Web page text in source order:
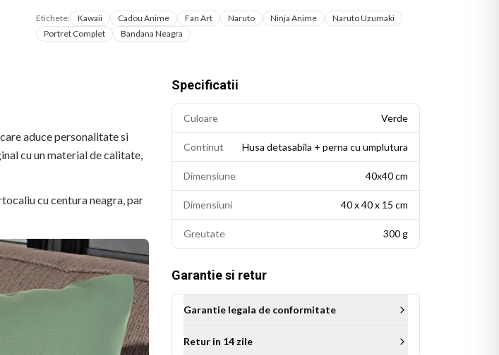
Etichete: Kawaii Cadou Anime Fan Art Naruto Ninja Anime
Naruto Uzumaki
Portret Complet
Bandana Neagra
aduce personalitate si
cu un material de calitate,
cu centura neagra, par
Specificatii
Culoare Verde
Continut Husa detasabila + perna cu umplutura
Dimensiune 40x40 cm
Dimensiuni 40 x 40 x 15 cm
Greutate 300 g
Garantie si retur
Garantie legala de conformitate
Retur in 14 zile